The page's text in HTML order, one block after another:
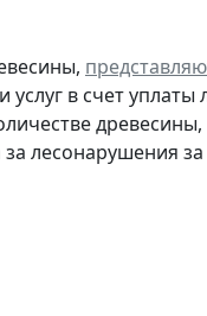
в счет уплаты
лесонарушения